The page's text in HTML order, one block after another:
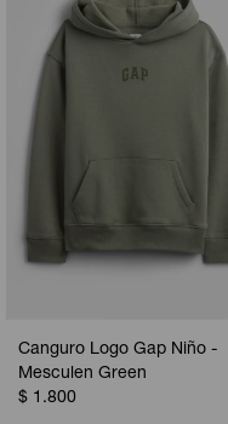
Canguro Logo Gap Niño -
Mesculen Green
$ 1.800